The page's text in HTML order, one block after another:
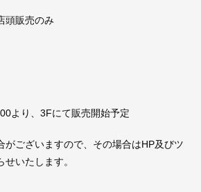
頭販売のみ
より、3Fにて販売開始予定
ございますので、その場合はHP及びツ
いたします。